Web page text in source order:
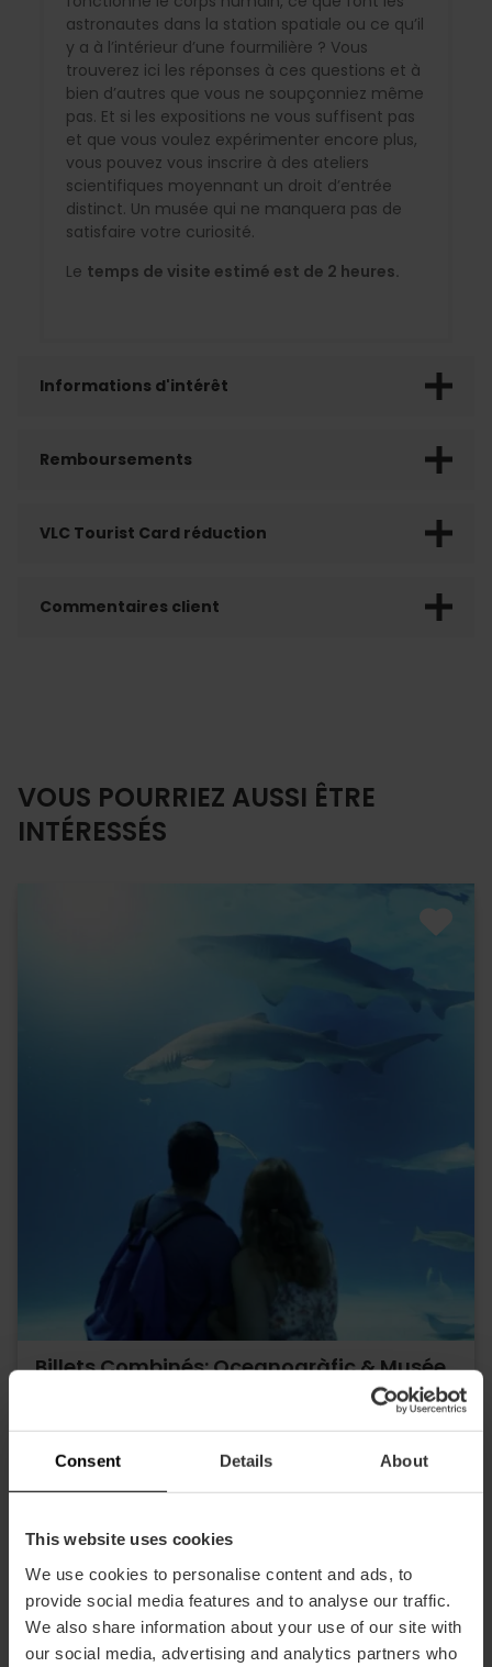
Consent Details About
This website uses cookies
We use cookies to personalise content and ads, to
provide social media features and to analyse our traffic.
We also share information about your use of our site with
our social media, advertising and analytics partners who
astronautes dans la station spatiale ou ce qu’il
y a à l’intérieur d’une fourmilière ? Vous
trouverez ici les réponses à ces questions et à
bien d’autres que vous ne soupçonniez même
pas. Et si les expositions ne vous suffisent pas
et que vous voulez expérimenter encore plus,
vous pouvez vous inscrire à des ateliers
scientifiques moyennant un droit d’entrée
distinct. Un musée qui ne manquera pas de
satisfaire votre curiosité.
Le temps de visite estimé est de 2 heures.
Informations d'intérêt
Remboursements
VLC Tourist Card réduction
Commentaires client
VOUS POURRIEZ AUSSI ÊTRE
INTÉRESSÉS
Billets Combinés: Oceanogràfic & Musée
4.8 - 277 avis
À partir de45,40 €